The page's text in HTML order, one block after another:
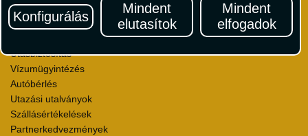
Konfigurálás
Mindent
elutasítok
Mindent
elfogadok
Utasbiztosítás
Vízumügyintézés
Autóbérlés
Utazási utalványok
Szállásértékelések
Partnerkedvezmények